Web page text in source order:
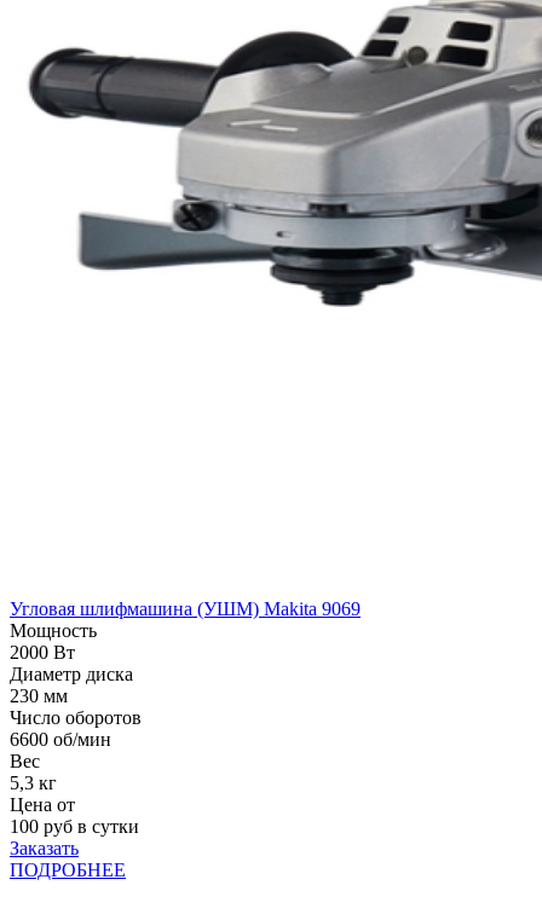
Угловая шлифмашина (УШМ) Makita 9069
Мощность
2000 Вт
Диаметр диска
230 мм
Число оборотов
6600 об/мин
Вес
5,3 кг
Цена от
100 руб в сутки
Заказать
ПОДРОБНЕЕ